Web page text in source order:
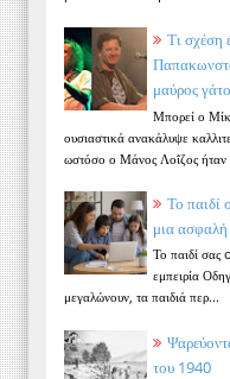
Τι σχέση
μαύρος
Μπορεί ο
ουσιαστικά ανακάλυψε
ωστόσο ο Μάνος Λοΐζος ήταν
Το παιδί
μια ασφαλή
Το παιδί σας
εμπειρία
μεγαλώνουν, τα παιδιά περ...
του 1940